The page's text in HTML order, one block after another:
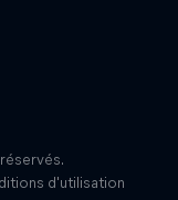
d'utilisation